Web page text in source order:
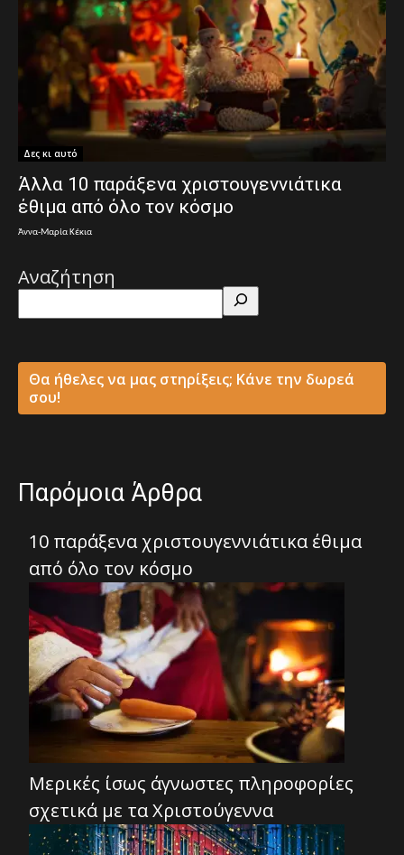
Δες κι αυτό
Άλλα 10 παράξενα χριστουγεννιάτικα
έθιμα από όλο τον κόσμο
Άννα-Μαρία Κέκια
Αναζήτηση
Θα ήθελες να μας στηρίξεις; Κάνε την δωρεά
σου!
Παρόμοια Άρθρα
10 παράξενα χριστουγεννιάτικα έθιμα
από όλο τον κόσμο
Μερικές ίσως άγνωστες πληροφορίες
σχετικά με τα Χριστούγεννα